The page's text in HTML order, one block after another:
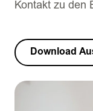
Kontakt zu den
Download